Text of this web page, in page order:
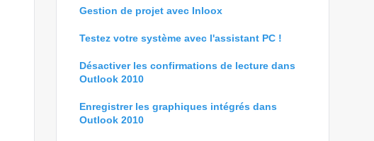
Gestion de projet avec Inloox
Testez votre système avec l'assistant PC !
Désactiver les confirmations de lecture dans
Outlook 2010
Enregistrer les graphiques intégrés dans
Outlook 2010